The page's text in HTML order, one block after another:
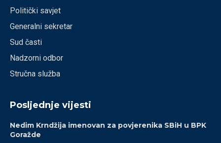
Politički savjet
Generalni sekretar
Sud časti
Nadzorni odbor
Stručna služba
Posljednje vijesti
Nedim Krndžija imenovan za povjerenika SBiH u BPK
Goražde